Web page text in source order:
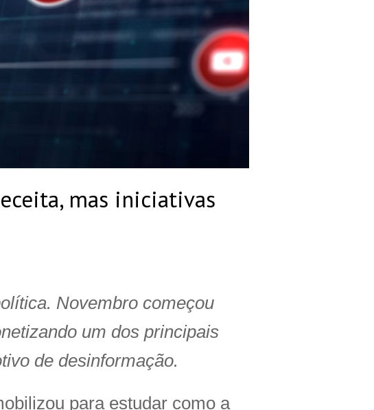
mas iniciativas
Novembro começou
um dos principais
de desinformação.
para estudar como a